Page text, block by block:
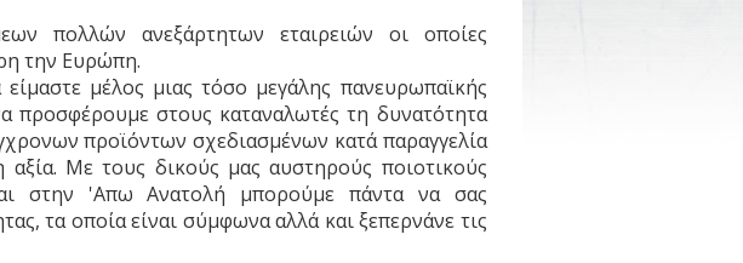
πολλών ανεξάρτητων εταιρειών οι οποίες
την Ευρώπη.
μέλος μιας τόσο μεγάλης πανευρωπαϊκής
προσφέρουμε στους καταναλωτές τη δυνατότητα
προϊόντων σχεδιασμένων κατά παραγγελία
Με τους δικούς μας αυστηρούς ποιοτικούς
στην 'Απω Ανατολή μπορούμε πάντα να σας
τα οποία είναι σύμφωνα αλλά και ξεπερνάνε τις